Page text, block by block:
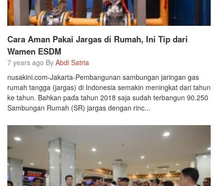
Cara Aman Pakai Jargas di Rumah, Ini Tip dari
Wamen ESDM
7 years ago By Abdi Satria
nusakini.com-Jakarta-Pembangunan sambungan jaringan gas
rumah tangga (jargas) di Indonesia semakin meningkat dari tahun
ke tahun. Bahkan pada tahun 2018 saja sudah terbangun 90.250
Sambungan Rumah (SR) jargas dengan rinc...